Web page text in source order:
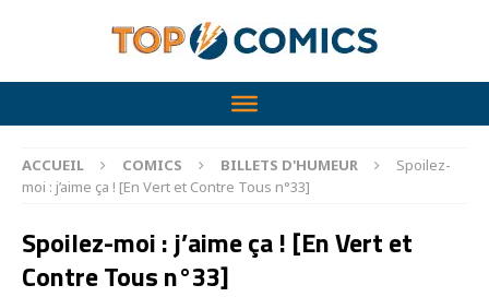
ACCUEIL COMICS BILLETS D'HUMEUR
Spoilez-
moi : j’aime ça ! [En Vert et Contre Tous n°33]
Spoilez-moi : j’aime ça ! [En Vert et
Contre Tous n°33]